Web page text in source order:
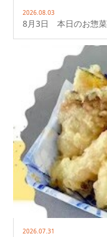
2026.08.03
8月3日 本日のお惣菜
2026.07.31